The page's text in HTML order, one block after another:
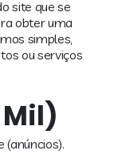
site que se
obter uma
simples,
ou serviços
(anúncios).